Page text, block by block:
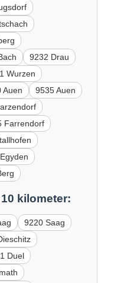
9232 Drau
Wurzen
Auen
9535 Auen
Farrendorf
kilometer:
9220 Saag
Duel